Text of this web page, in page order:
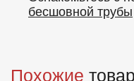
бесшовной трубы
Похожие